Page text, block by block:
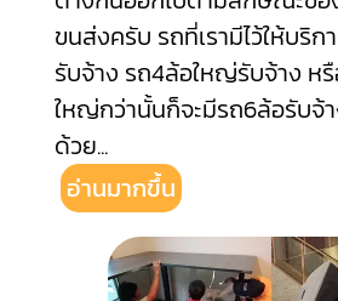
ขนส่งครับ รถที่เรามีไว้ให้บริก
รับจ้าง รถ4ล้อใหญ่รับจ้าง หรื
ใหญ่กว่านั้นก็จะมีรถ6ล้อรับจ้า
ด้วย...
อ่านมากขึ้น